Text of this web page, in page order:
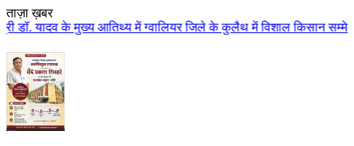
ताज़ा ख़बर
में ग्वालियर जिले के कुलैथ में विशाल किसान सम्मेलन आयोजित लगभग